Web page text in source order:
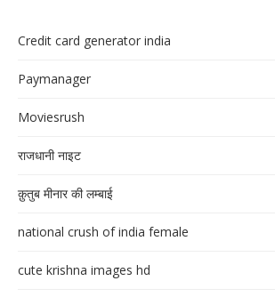
Credit card generator india
Paymanager
Moviesrush
राजधानी नाइट
क़ुतुब मीनार की लम्बाई
national crush of india female
cute krishna images hd